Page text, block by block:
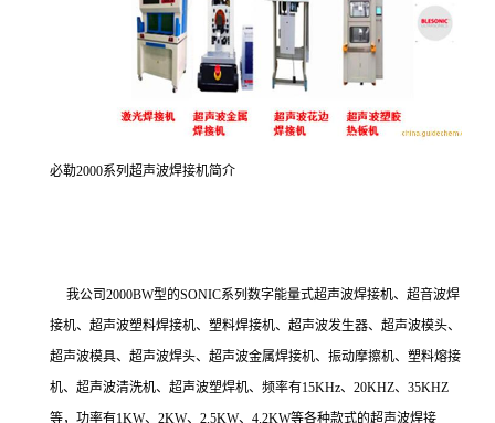
必勒2000系列超声波焊接机简介
我公司2000BW型的SONIC系列数字能量式超声波焊接机、超音波焊
接机、超声波塑料焊接机、塑料焊接机、超声波发生器、超声波模头、
超声波模具、超声波焊头、超声波金属焊接机、振动摩擦机、塑料熔接
机、超声波清洗机、超声波塑焊机、频率有15KHz、20KHZ、35KHZ
等，功率有1KW、2KW、2.5KW、4.2KW等各种款式的超声波焊接